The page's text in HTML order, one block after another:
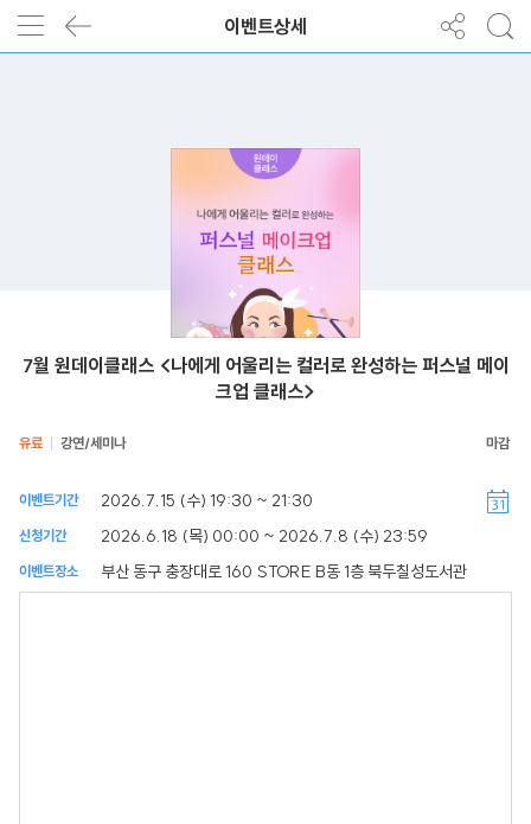
이벤트상세
7월 원데이클래스 <나에게 어울리는 컬러로 완성하는 퍼스널 메이
크업 클래스>
유료 강연/세미나
이벤트기간 2026.7.15 (수) 19:30 ~ 21:30
신청기간 2026.6.18 (목) 00:00 ~ 2026.7.8 (수) 23:59
이벤트장소 부산 동구 충장대로 160 STORE B동 1층 북두칠성도서관